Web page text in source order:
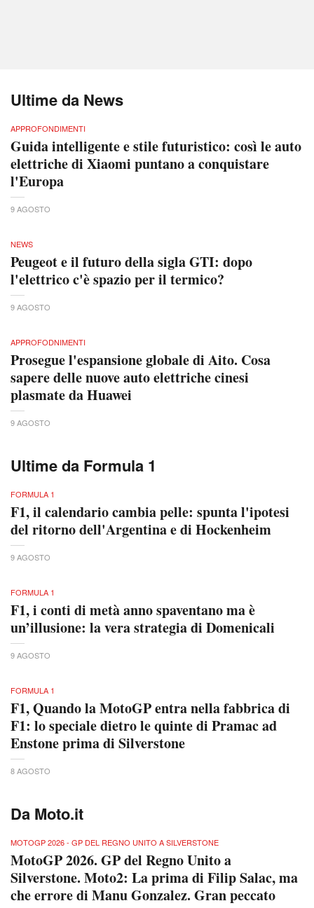
Ultime da News
APPROFONDIMENTI
Guida intelligente e stile futuristico: così le auto
elettriche di Xiaomi puntano a conquistare
l'Europa
9 AGOSTO
NEWS
Peugeot e il futuro della sigla GTI: dopo
l'elettrico c'è spazio per il termico?
9 AGOSTO
APPROFODNIMENTI
Prosegue l'espansione globale di Aito. Cosa
sapere delle nuove auto elettriche cinesi
plasmate da Huawei
9 AGOSTO
Ultime da Formula 1
FORMULA 1
F1, il calendario cambia pelle: spunta l'ipotesi
del ritorno dell'Argentina e di Hockenheim
9 AGOSTO
FORMULA 1
F1, i conti di metà anno spaventano ma è
un’illusione: la vera strategia di Domenicali
9 AGOSTO
FORMULA 1
F1, Quando la MotoGP entra nella fabbrica di
F1: lo speciale dietro le quinte di Pramac ad
Enstone prima di Silverstone
8 AGOSTO
Da Moto.it
MOTOGP 2026 - GP DEL REGNO UNITO A SILVERSTONE
MotoGP 2026. GP del Regno Unito a
Silverstone. Moto2: La prima di Filip Salac, ma
che errore di Manu Gonzalez. Gran peccato